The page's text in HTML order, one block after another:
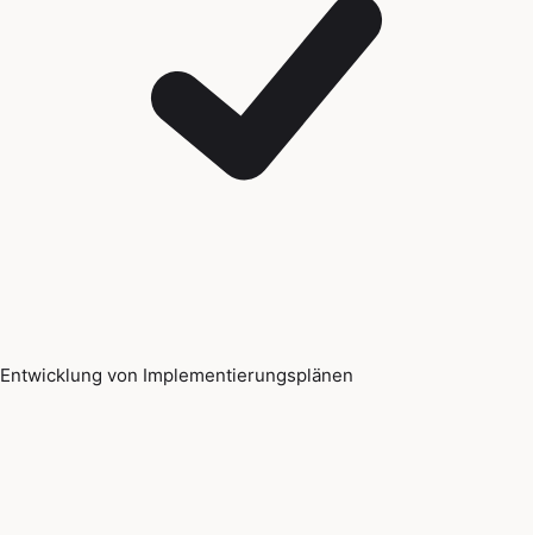
Entwicklung von Implementierungsplänen